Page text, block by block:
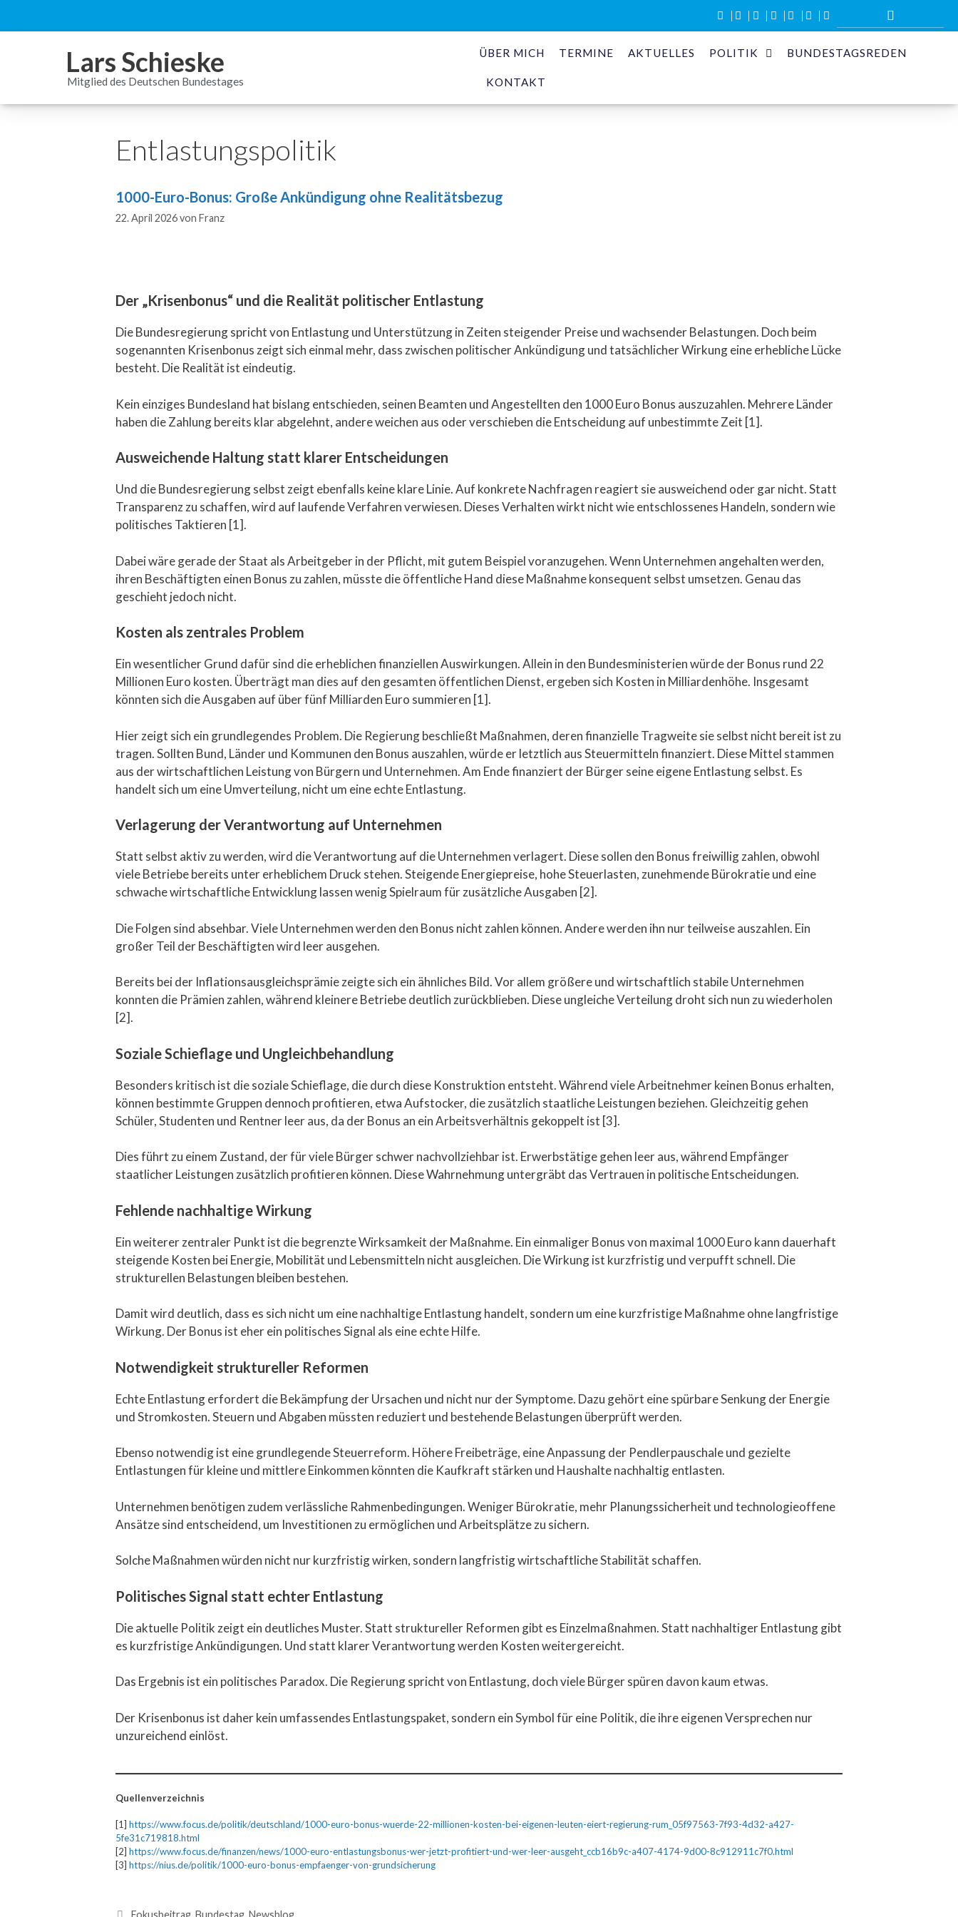
Lars Schieske
Mitglied des Deutschen Bundestages
ÜBER MICH TERMINE AKTUELLES POLITIK BUNDESTAGSREDEN
KONTAKT
Entlastungspolitik
1000-Euro-Bonus: Große Ankündigung ohne Realitätsbezug
22. April 2026von Franz
Der „Krisenbonus“ und die Realität politischer Entlastung
Die Bundesregierung spricht von Entlastung und Unterstützung in Zeiten steigender Preise und wachsender Belastungen. Doch beim
sogenannten Krisenbonus zeigt sich einmal mehr, dass zwischen politischer Ankündigung und tatsächlicher Wirkung eine erhebliche Lücke
besteht. Die Realität ist eindeutig.
Kein einziges Bundesland hat bislang entschieden, seinen Beamten und Angestellten den 1000 Euro Bonus auszuzahlen. Mehrere Länder
haben die Zahlung bereits klar abgelehnt, andere weichen aus oder verschieben die Entscheidung auf unbestimmte Zeit [1].
Ausweichende Haltung statt klarer Entscheidungen
Und die Bundesregierung selbst zeigt ebenfalls keine klare Linie. Auf konkrete Nachfragen reagiert sie ausweichend oder gar nicht. Statt
Transparenz zu schaffen, wird auf laufende Verfahren verwiesen. Dieses Verhalten wirkt nicht wie entschlossenes Handeln, sondern wie
politisches Taktieren [1].
Dabei wäre gerade der Staat als Arbeitgeber in der Pflicht, mit gutem Beispiel voranzugehen. Wenn Unternehmen angehalten werden,
ihren Beschäftigten einen Bonus zu zahlen, müsste die öffentliche Hand diese Maßnahme konsequent selbst umsetzen. Genau das
geschieht jedoch nicht.
Kosten als zentrales Problem
Ein wesentlicher Grund dafür sind die erheblichen finanziellen Auswirkungen. Allein in den Bundesministerien würde der Bonus rund 22
Millionen Euro kosten. Überträgt man dies auf den gesamten öffentlichen Dienst, ergeben sich Kosten in Milliardenhöhe. Insgesamt
könnten sich die Ausgaben auf über fünf Milliarden Euro summieren [1].
Hier zeigt sich ein grundlegendes Problem. Die Regierung beschließt Maßnahmen, deren finanzielle Tragweite sie selbst nicht bereit ist zu
tragen. Sollten Bund, Länder und Kommunen den Bonus auszahlen, würde er letztlich aus Steuermitteln finanziert. Diese Mittel stammen
aus der wirtschaftlichen Leistung von Bürgern und Unternehmen. Am Ende finanziert der Bürger seine eigene Entlastung selbst. Es
handelt sich um eine Umverteilung, nicht um eine echte Entlastung.
Verlagerung der Verantwortung auf Unternehmen
Statt selbst aktiv zu werden, wird die Verantwortung auf die Unternehmen verlagert. Diese sollen den Bonus freiwillig zahlen, obwohl
viele Betriebe bereits unter erheblichem Druck stehen. Steigende Energiepreise, hohe Steuerlasten, zunehmende Bürokratie und eine
schwache wirtschaftliche Entwicklung lassen wenig Spielraum für zusätzliche Ausgaben [2].
Die Folgen sind absehbar. Viele Unternehmen werden den Bonus nicht zahlen können. Andere werden ihn nur teilweise auszahlen. Ein
großer Teil der Beschäftigten wird leer ausgehen.
Bereits bei der Inflationsausgleichsprämie zeigte sich ein ähnliches Bild. Vor allem größere und wirtschaftlich stabile Unternehmen
konnten die Prämien zahlen, während kleinere Betriebe deutlich zurückblieben. Diese ungleiche Verteilung droht sich nun zu wiederholen
[2].
Soziale Schieflage und Ungleichbehandlung
Besonders kritisch ist die soziale Schieflage, die durch diese Konstruktion entsteht. Während viele Arbeitnehmer keinen Bonus erhalten,
können bestimmte Gruppen dennoch profitieren, etwa Aufstocker, die zusätzlich staatliche Leistungen beziehen. Gleichzeitig gehen
Schüler, Studenten und Rentner leer aus, da der Bonus an ein Arbeitsverhältnis gekoppelt ist [3].
Dies führt zu einem Zustand, der für viele Bürger schwer nachvollziehbar ist. Erwerbstätige gehen leer aus, während Empfänger
staatlicher Leistungen zusätzlich profitieren können. Diese Wahrnehmung untergräbt das Vertrauen in politische Entscheidungen.
Fehlende nachhaltige Wirkung
Ein weiterer zentraler Punkt ist die begrenzte Wirksamkeit der Maßnahme. Ein einmaliger Bonus von maximal 1000 Euro kann dauerhaft
steigende Kosten bei Energie, Mobilität und Lebensmitteln nicht ausgleichen. Die Wirkung ist kurzfristig und verpufft schnell. Die
strukturellen Belastungen bleiben bestehen.
Damit wird deutlich, dass es sich nicht um eine nachhaltige Entlastung handelt, sondern um eine kurzfristige Maßnahme ohne langfristige
Wirkung. Der Bonus ist eher ein politisches Signal als eine echte Hilfe.
Notwendigkeit struktureller Reformen
Echte Entlastung erfordert die Bekämpfung der Ursachen und nicht nur der Symptome. Dazu gehört eine spürbare Senkung der Energie
und Stromkosten. Steuern und Abgaben müssten reduziert und bestehende Belastungen überprüft werden.
Ebenso notwendig ist eine grundlegende Steuerreform. Höhere Freibeträge, eine Anpassung der Pendlerpauschale und gezielte
Entlastungen für kleine und mittlere Einkommen könnten die Kaufkraft stärken und Haushalte nachhaltig entlasten.
Unternehmen benötigen zudem verlässliche Rahmenbedingungen. Weniger Bürokratie, mehr Planungssicherheit und technologieoffene
Ansätze sind entscheidend, um Investitionen zu ermöglichen und Arbeitsplätze zu sichern.
Solche Maßnahmen würden nicht nur kurzfristig wirken, sondern langfristig wirtschaftliche Stabilität schaffen.
Politisches Signal statt echter Entlastung
Die aktuelle Politik zeigt ein deutliches Muster. Statt struktureller Reformen gibt es Einzelmaßnahmen. Statt nachhaltiger Entlastung gibt
es kurzfristige Ankündigungen. Und statt klarer Verantwortung werden Kosten weitergereicht.
Das Ergebnis ist ein politisches Paradox. Die Regierung spricht von Entlastung, doch viele Bürger spüren davon kaum etwas.
Der Krisenbonus ist daher kein umfassendes Entlastungspaket, sondern ein Symbol für eine Politik, die ihre eigenen Versprechen nur
unzureichend einlöst.
Quellenverzeichnis
[1] https://www.focus.de/politik/deutschland/1000-euro-bonus-wuerde-22-millionen-kosten-bei-eigenen-leuten-eiert-regierung-rum_05f97563-7f93-4d32-a427-
5fe31c719818.html
[2] https://www.focus.de/finanzen/news/1000-euro-entlastungsbonus-wer-jetzt-profitiert-und-wer-leer-ausgeht_ccb16b9c-a407-4174-9d00-8c912911c7f0.html
[3] https://nius.de/politik/1000-euro-bonus-empfaenger-von-grundsicherung
Fokusbeitrag, Bundestag, Newsblog